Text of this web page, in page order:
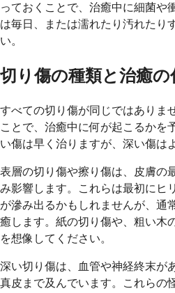
っておくことで、治癒中に細菌や
は毎日、または濡れたり汚れたり
い。
切り傷の種類と治癒の
すべての切り傷が同じではありま
ことで、治癒中に何が起こるかを
い傷は早く治りますが、深い傷は
表層の切り傷や擦り傷は、皮膚の
み影響します。これらは最初にヒ
が滲み出るかもしれませんが、通
癒します。紙の切り傷や、粗い木
を想像してください。
深い切り傷は、血管や神経終末が
真皮まで及んでいます。これらの